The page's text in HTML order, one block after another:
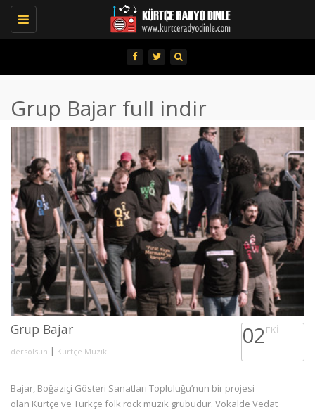
Toggle
navigation
Grup Bajar full indir
Grup Bajar
dersolsun | Kürtçe Müzik
02EKI
Bajar, Boğaziçi Gösteri Sanatları Topluluğu’nun bir projesi
olan Kürtçe ve Türkçe folk rock müzik grubudur. Vokalde Vedat